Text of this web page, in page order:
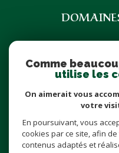
07
6
Comme
utilise les
On aimerait vous
votre
En poursuivant, vous
cookies par ce site, afin
contenus adaptés et